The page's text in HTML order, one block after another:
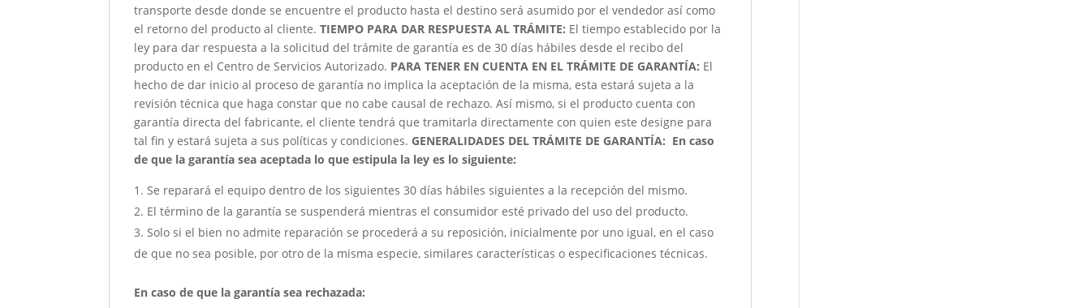
transporte desde donde se encuentre el producto hasta el destino será asumido por el vendedor así como
el retorno del producto al cliente.TIEMPO PARA DAR RESPUESTA AL TRÁMITE: El tiempo establecido por la
ley para dar respuesta a la solicitud del trámite de garantía es de 30 días hábiles desde el recibo del
producto en el Centro de Servicios Autorizado. PARA TENER EN CUENTA EN EL TRÁMITE DE GARANTÍA: El
hecho de dar inicio al proceso de garantía no implica la aceptación de la misma, esta estará sujeta a la
revisión técnica que haga constar que no cabe causal de rechazo. Así mismo, si el producto cuenta con
garantía directa del fabricante, el cliente tendrá que tramitarla directamente con quien este designe para
tal fin y estará sujeta a sus políticas y condiciones.GENERALIDADES DEL TRÁMITE DE GARANTÍA: En caso
de que la garantía sea aceptada lo que estipula la ley es lo siguiente:
Se reparará el equipo dentro de los siguientes 30 días hábiles siguientes a la recepción del mismo.
El término de la garantía se suspenderá mientras el consumidor esté privado del uso del producto.
Solo si el bien no admite reparación se procederá a su reposición, inicialmente por uno igual, en el caso
de que no sea posible, por otro de la misma especie, similares características o especificaciones técnicas.
En caso de que la garantía sea rechazada: